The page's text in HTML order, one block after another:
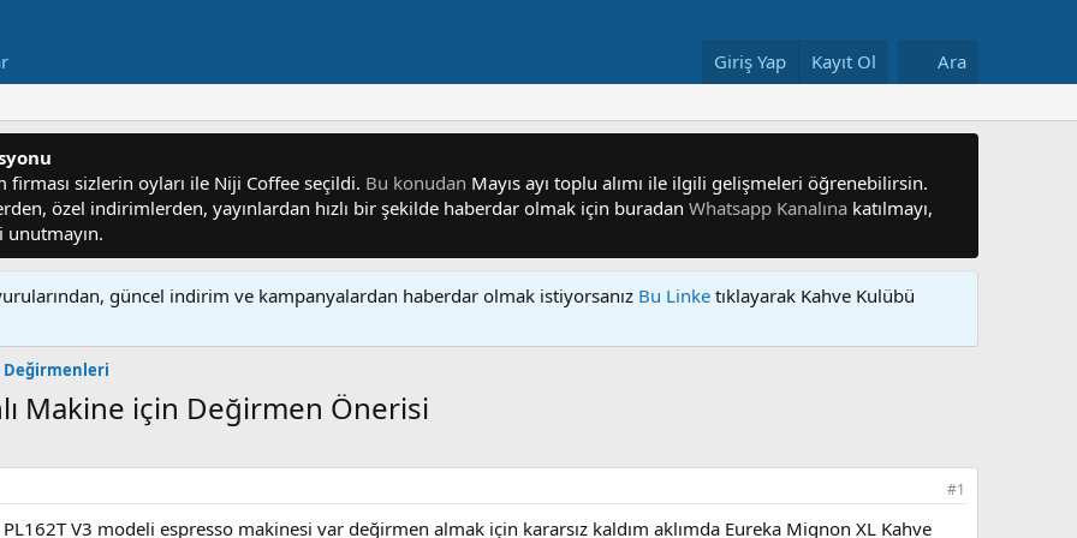
Giriş Yap Kayıt Ol Ara
firması sizlerin oyları ile Niji Coffee seçildi. Bu konudan Mayıs ayı toplu alımı ile ilgili gelişmeleri öğrenebilirsin.
özel indirimlerden, yayınlardan hızlı bir şekilde haberdar olmak için buradan Whatsapp Kanalına katılmayı,
güncel indirim ve kampanyalardan haberdar olmak istiyorsanız Bu Linke tıklayarak Kahve Kulübü
Değirmenleri
Makine için Değirmen Önerisi
#1
V3 modeli espresso makinesi var değirmen almak için kararsız kaldım aklımda Eureka Mignon XL Kahve